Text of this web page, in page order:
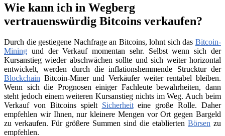
Wie kann ich in Wegberg
vertrauenswürdig Bitcoins verkaufen?
Durch die gestiegene Nachfrage an Bitcoins, lohnt sich das Bitcoin-
Mining und der Verkauf momentan sehr. Selbst wenn sich der
Kursanstieg wieder abschwächen sollte und sich weiter horizontal
entwickelt, werden durch die inflationshemmende Strucktur der
Blockchain Bitcoin-Miner und Verkäufer weiter rentabel bleiben.
Wenn sich die Prognosen einiger Fachleute bewahrheiten, dann
steht jedoch einem weiteren Kursanstieg nichts im Weg. Auch beim
Verkauf von Bitcoins spielt Sicherheiteine große Rolle. Daher
empfehlen wir Ihnen, nur kleinere Mengen vor Ort gegen Bargeld
zu verkaufen. Für größere Summen sind die etablierten Börsen zu
empfehlen.